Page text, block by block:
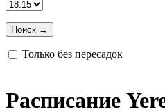
Только без пересадок
Расписание